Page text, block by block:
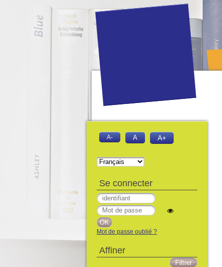
A- A A+
Se connecter
Mot de passe oublié ?
Affiner